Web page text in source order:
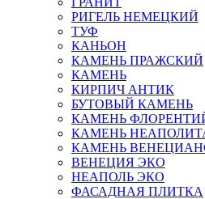
РИГЕЛЬ НЕМЕЦКИЙ
ТУФ
КАНЬОН
КАМЕНЬ ПРАЖСКИЙ
КАМЕНЬ
КИРПИЧ АНТИК
БУТОВЫЙ КАМЕНЬ
КАМЕНЬ
КАМЕНЬ
КАМЕНЬ
ВЕНЕЦИЯ ЭКО
НЕАПОЛЬ ЭКО
ФАСАДНАЯ ПЛИТКА